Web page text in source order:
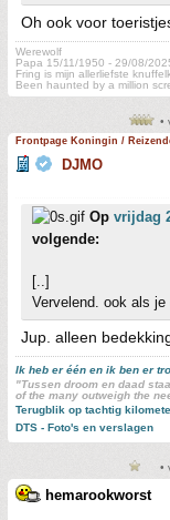
Oh ook voor
Werewolf
Papa 15/11/1950 - 29/08/
Fring is mijn allerliefste
Been haunted by a million
•
Frontpage Koningin /
DJMO
Op vrijdag
volgende:
[..]
Vervelend. ook als
Jup. alleen
Ik heb er één en ik ben er
"Tussen droom en daad
of the many outweigh the
Terugblik op tachtig
DTS - Foto's en verslagen
•
hemarookworst